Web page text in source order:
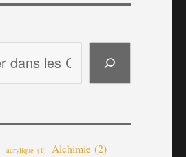
acrylique (1) Alchimie (2)